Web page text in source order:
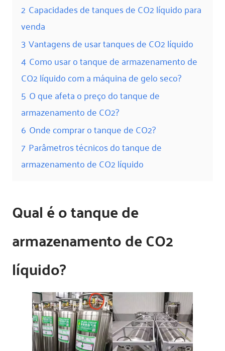
2 Capacidades de tanques de CO2 líquido para
venda
3Vantagens de usar tanques de CO2 líquido
4 Como usar o tanque de armazenamento de
CO2 líquido com a máquina de gelo seco?
5 O que afeta o preço do tanque de
armazenamento de CO2?
6 Onde comprar o tanque de CO2?
7 Parâmetros técnicos do tanque de
armazenamento de CO2 líquido
Qual é o tanque de
armazenamento de CO2
líquido?